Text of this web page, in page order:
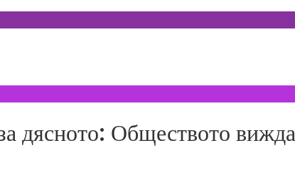
дясното: Обществото